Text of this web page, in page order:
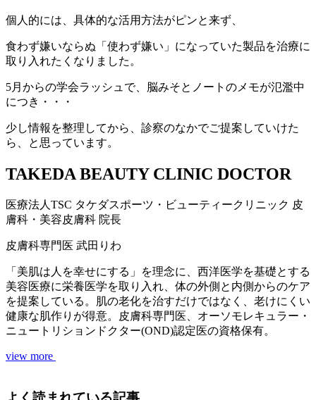
個人的には、具体的な活用方法がピンと来ず、
食わず嫌いならぬ「使わず嫌い」になっていた製品を治療に
取り入れたくなりました。
5月からの学会ラッシュで、脳みそとノートのメモが氾濫中
につき・・・
少し情報を整理してから、診察のなかでご提案していけた
ら、と思っています。
TAKEDA BEAUTY CLINIC DOCTOR
医療法人TSC タケダスポーツ・ビューティークリニック 皮
膚科・美容皮膚科 院長
皮膚科専門医 武田りわ
「美肌は人を幸せにする」を理念に、西洋医学を基礎とする
美容医療に栄養医学を取り入れ、体の外側と内側からのケア
を提案している。肌の老化を治すだけではなく、老けにくい
健康な肌作りが得意。皮膚科専門医、オーソモレキュラー・
ニュートリションドクター(OND)認定医の資格保有。
view more